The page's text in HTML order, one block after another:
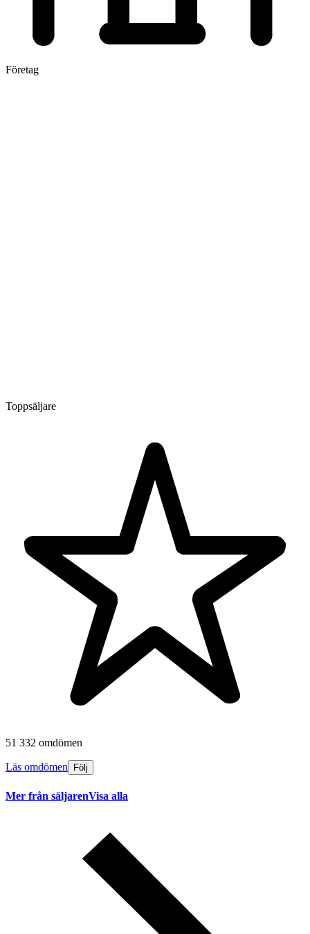
Företag
Toppsäljare
51 332 omdömen
Läs omdömen Följ
Mer från säljarenVisa alla